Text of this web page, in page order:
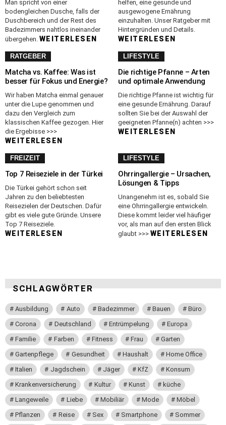
Man spricht von einer
bodengleichen Dusche, falls der
Duschbereich und der Rest des
Badezimmers nahtlos ineinander
übergehen. WEITERLESEN
helfen, eine gesunde und
ausgewogene Ernährung
einzuhalten. Unser Ratgeber mit
Hintergründen und Details.
WEITERLESEN
RATGEBER
Matcha vs. Kaffee: Was ist
besser für Fokus und Energie?
Wir haben Matcha einmal genauer
unter die Lupe genommen und
dazu den Vergleich zum
klassischen Kaffee gezogen. Hier
die Ergebisse >>>
WEITERLESEN
LIFESTYLE
Die richtige Pfanne – Arten
und optimale Anwendung
Die richtige Pfanne ist wichtig für
eine gesunde Ernährung. Darauf
sollten Sie bei der Auswahl der
geeigneten Pfanne(n) achten >>>
WEITERLESEN
FREIZEIT
Top 7 Reiseziele in der Türkei
Die Türkei gehört schon seit
Jahren zu den beliebtesten
Reisezielen der Deutschen. Dafür
gibt es viele gute Gründe. Unsere
Top 7 Reiseziele.
WEITERLESEN
LIFESTYLE
Ohrringallergie – Ursachen,
Lösungen & Tipps
Unangenehm ist es, sobald Sie
eine Ohrringallergie entwickeln.
Diese kommt leider viel häufiger
vor, als man auf den ersten Blick
glaubt >>> WEITERLESEN
SCHLAGWÖRTER
Ausbildung Auto Badezimmer Bauen
Büro
Corona
Deutschland Entrümpelung
Europa
Familie
Farben Fitness Frau
Garten
Gartenpflege
Gesundheit Haushalt
Home Office
Italien
Jagdschein Jäger KfZ
Konsum
Krankenversicherung
Kultur Kunst
küche
Langeweile
Liebe Mobiliär Mode
Möbel
Pflanzen
Reise Sex Smartphone
Sommer